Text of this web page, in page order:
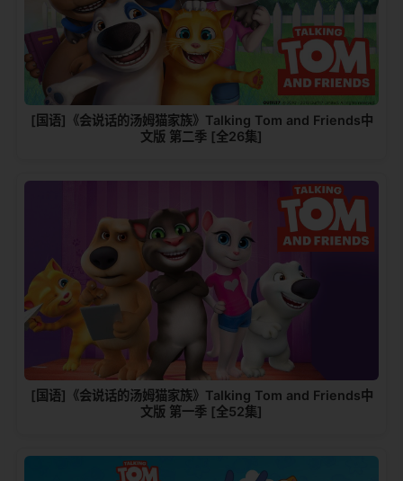
[国语]《会说话的汤姆猫家族》Talking Tom and Friends中
文版 第二季 [全26集]
[国语]《会说话的汤姆猫家族》Talking Tom and Friends中
文版 第一季 [全52集]